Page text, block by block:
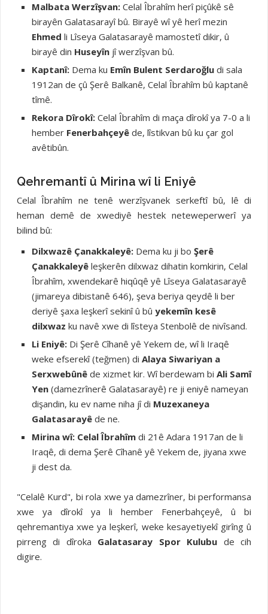
Malbata Werzîşvan:Celal Îbrahîm herî piçûkê sê
birayên Galatasarayî bû. Birayê wî yê herî mezin
Ehmed li Lîseya Galatasarayê mamostetî dikir, û
birayê din Huseyînjî werzîşvan bû.
Kaptanî:Dema ku Emîn Bulent Serdaroğludi sala
1912an de çû Şerê Balkanê, Celal Îbrahîm bû kaptanê
tîmê.
Rekora Dîrokî:Celal Îbrahîm di maça dîrokî ya 7-0 a li
hember Fenerbahçeyêde, lîstikvan bû ku çar gol
avêtibûn.
Qehremantî û Mirina wî li Eniyê
Celal Îbrahîm ne tenê werzîşvanek serkeftî bû, lê di
heman demê de xwediyê hestek neteweperwerî ya
bilind bû:
Dilxwazê Çanakkaleyê:Dema ku ji bo Şerê
Çanakkaleyêleşkerên dilxwaz dihatin komkirin, Celal
Îbrahîm, xwendekarê hiqûqê yê Lîseya Galatasarayê
(jimareya dibistanê 646), şeva beriya qeydê li ber
deriyê şaxa leşkerî sekinî û bû yekemîn kesê
dilxwaz ku navê xwe di lîsteya Stenbolê de nivîsand.
Li Eniyê:Di Şerê Cîhanê yê Yekem de, wî li Iraqê
weke efserekî (teğmen) di Alaya Siwariyan a
Serxwebûnêde xizmet kir. Wî berdewam bi Ali Samî
Yen(damezrînerê Galatasarayê) re ji eniyê nameyan
dişandin, ku ev name niha jî di Muzexaneya
Galatasarayêde ne.
Mirina wî: Celal Îbrahîmdi 21ê Adara 1917an de li
Iraqê, di dema Şerê Cîhanê yê Yekem de, jiyana xwe
ji dest da.
"Celalê Kurd", bi rola xwe ya damezrîner, bi performansa
xwe ya dîrokî ya li hember Fenerbahçeyê, û bi
qehremantiya xwe ya leşkerî, weke kesayetiyekî girîng û
pirreng di dîroka Galatasaray Spor Kulubu de cih
digire.